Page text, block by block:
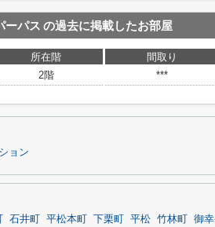
ーパス の過去に掲載したお部屋
所在階 間取り
2階
***
ョン
石井町 平松本町 下栗町 平松 竹林町 御幸